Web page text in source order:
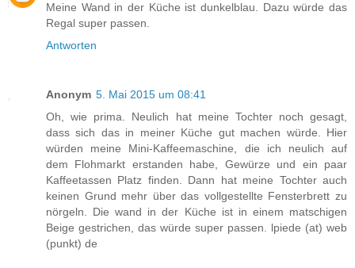
Meine Wand in der Küche ist dunkelblau. Dazu würde das
Regal super passen.
Antworten
Anonym 5. Mai 2015 um 08:41
Oh, wie prima. Neulich hat meine Tochter noch gesagt,
dass sich das in meiner Küche gut machen würde. Hier
würden meine Mini-Kaffeemaschine, die ich neulich auf
dem Flohmarkt erstanden habe, Gewürze und ein paar
Kaffeetassen Platz finden. Dann hat meine Tochter auch
keinen Grund mehr über das vollgestellte Fensterbrett zu
nörgeln. Die wand in der Küche ist in einem matschigen
Beige gestrichen, das würde super passen. lpiede (at) web
(punkt) de